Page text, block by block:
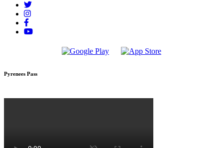
Pyrenees Pass